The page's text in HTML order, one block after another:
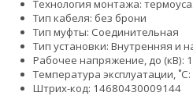
Технология монтажа:
Тип кабеля: без брони
Тип муфты: Соединительная
Тип установки: Внутренняя и
Рабочее напряжение, до (кВ): 1
Температура эксплуатации, ˚С:
Штрих-код: 14680430009144